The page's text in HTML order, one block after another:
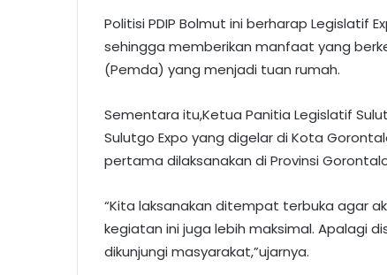
Politisi PDIP Bolmut ini berharap Legislatif
sehingga memberikan manfaat yang
(Pemda) yang menjadi tuan rumah.
Sementara itu,Ketua Panitia Legislatif
Sulutgo Expo yang digelar di Kota
pertama dilaksanakan di Provinsi
“Kita laksanakan ditempat terbuka agar
kegiatan ini juga lebih maksimal. Apalagi
dikunjungi masyarakat,”ujarnya.